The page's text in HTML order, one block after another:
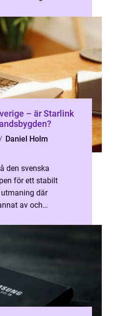
– är Starlink
Daniel Holm
den svenska
för ett stabilt
där
av och